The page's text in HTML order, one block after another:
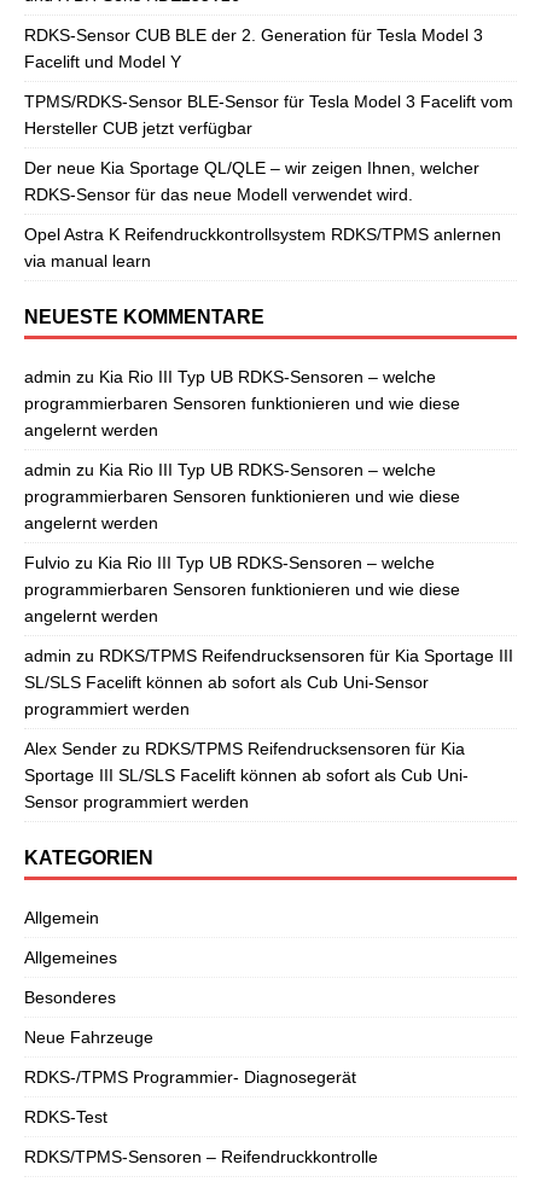
RDKS-Sensor CUB BLE der 2. Generation für Tesla Model 3
Facelift und Model Y
TPMS/RDKS-Sensor BLE-Sensor für Tesla Model 3 Facelift vom
Hersteller CUB jetzt verfügbar
Der neue Kia Sportage QL/QLE – wir zeigen Ihnen, welcher
RDKS-Sensor für das neue Modell verwendet wird.
Opel Astra K Reifendruckkontrollsystem RDKS/TPMS anlernen
via manual learn
NEUESTE KOMMENTARE
admin zu Kia Rio III Typ UB RDKS-Sensoren – welche
programmierbaren Sensoren funktionieren und wie diese
angelernt werden
admin zu Kia Rio III Typ UB RDKS-Sensoren – welche
programmierbaren Sensoren funktionieren und wie diese
angelernt werden
Fulvio zu Kia Rio III Typ UB RDKS-Sensoren – welche
programmierbaren Sensoren funktionieren und wie diese
angelernt werden
admin zu RDKS/TPMS Reifendrucksensoren für Kia Sportage III
SL/SLS Facelift können ab sofort als Cub Uni-Sensor
programmiert werden
Alex Sender zu RDKS/TPMS Reifendrucksensoren für Kia
Sportage III SL/SLS Facelift können ab sofort als Cub Uni-
Sensor programmiert werden
KATEGORIEN
Allgemein
Allgemeines
Besonderes
Neue Fahrzeuge
RDKS-/TPMS Programmier- Diagnosegerät
RDKS-Test
RDKS/TPMS-Sensoren – Reifendruckkontrolle